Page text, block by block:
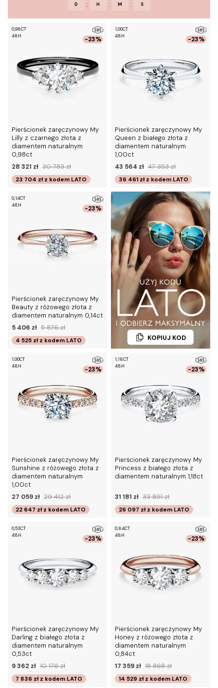
D : H : M : S
-23%
0,98CT
48H
Pierścionek zaręczynowy My
Lilly z czarnego złota z
diamentem naturalnym
0,98ct
28 321 zł 30 783 zł
23 704 zł z kodem LATO
-23%
1,00CT
48H
Pierścionek zaręczynowy My
Queen z białego złota z
diamentem naturalnym
1,00ct
43 564 zł 47 353 zł
36 461 zł z kodem LATO
-23%
0,14CT
48H
Pierścionek zaręczynowy My
Beauty z różowego złota z
diamentem naturalnym 0,14ct
5 406 zł 5 876 zł
4 525 zł z kodem LATO KOPIUJ KOD
-23%
1,00CT
48H
Pierścionek zaręczynowy My
Sunshine z różowego złota z
diamentem naturalnym
1,00ct
27 059 zł 29 412 zł
22 647 zł z kodem LATO
-23%
1,18CT
48H
Pierścionek zaręczynowy My
Princess z białego złota z
diamentem naturalnym 1,18ct
31 181 zł 33 891 zł
26 097 zł z kodem LATO
-23%
0,53CT
48H
Pierścionek zaręczynowy My
Darling z białego złota z
diamentem naturalnym
0,53ct
9 362 zł 10 176 zł
7 836 zł z kodem LATO
-23%
0,84CT
48H
Pierścionek zaręczynowy My
Honey z różowego złota z
diamentem naturalnym
0,84ct
17 359 zł 18 868 zł
14 529 zł z kodem LATO